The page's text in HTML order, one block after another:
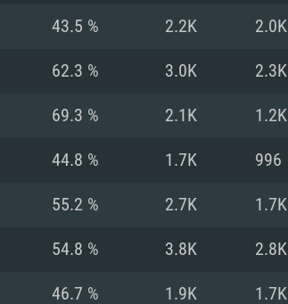
구사항
권장 사양
권장 사양
권장 사양
43.5 % 2.2K 2.0K
62.3 % 3.0K 2.3K
69.3 % 2.1K 1.2K
44.8 % 1.7K 996
55.2 % 2.7K 1.7K
54.8 % 3.8K 2.8K
46.7 % 1.9K 1.7K